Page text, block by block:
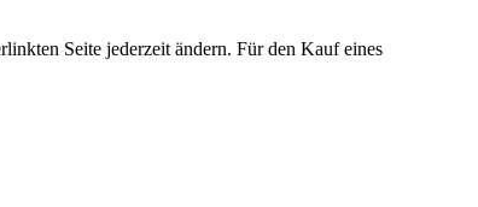
Seite jederzeit ändern. Für den Kauf eines